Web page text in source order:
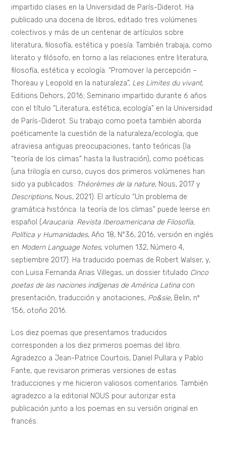
impartido clases en la Universidad de París-Diderot. Ha
publicado una docena de libros, editado tres volúmenes
colectivos y más de un centenar de artículos sobre
literatura, filosofía, estética y poesía. También trabaja, como
literato y filósofo, en torno a las relaciones entre literatura,
filosofía, estética y ecología: “Promover la percepción –
Thoreau y Leopold en la naturaleza”, Les Limites du vivant,
Editions Dehors, 2016; Seminario impartido durante 6 años
con el título “Literatura, estética, ecología” en la Universidad
de París-Diderot. Su trabajo como poeta también aborda
poéticamente la cuestión de la naturaleza/ecología, que
atraviesa antiguas preocupaciones, tanto teóricas (la
“teoría de los climas” hasta la Ilustración), como poéticas
(una trilogía en curso, cuyos dos primeros volúmenes han
sido ya publicados: Théorèmes de la nature, Nous, 2017 y
Descriptions, Nous, 2021). El artículo “Un problema de
gramática histórica: la teoría de los climas” puede leerse en
español (Araucaria. Revista Iberoamericana de Filosofía,
Política y Humanidades, Año 18, N°36, 2016, versión en inglés
en Modern Language Notes, volumen 132, Número 4,
septiembre 2017). Ha traducido poemas de Robert Walser, y,
con Luisa Fernanda Arias Villegas, un dossier titulado Cinco
poetas de las naciones indígenas de América Latina con
presentación, traducción y anotaciones, Po&sie, Belin, nº
156, otoño 2016.
Los diez poemas que presentamos traducidos
corresponden a los diez primeros poemas del libro.
Agradezco a Jean-Patrice Courtois, Daniel Pullara y Pablo
Fante, que revisaron primeras versiones de estas
traducciones y me hicieron valiosos comentarios. También
agradezco a la editorial NOUS pour autorizar esta
publicación junto a los poemas en su versión original en
francés.